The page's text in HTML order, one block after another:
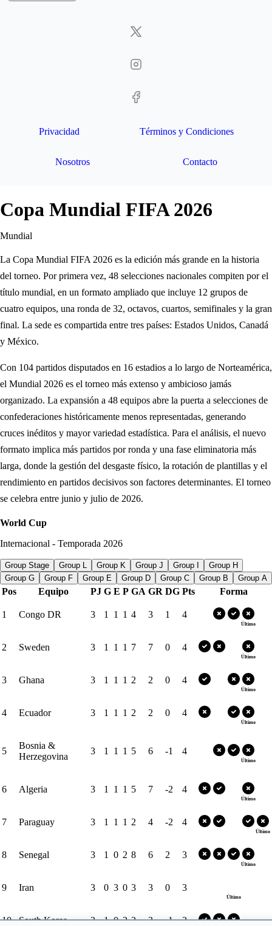
Privacidad Términos y Condiciones
Nosotros Contacto
Copa Mundial FIFA 2026
Mundial
La Copa Mundial FIFA 2026 es la edición más grande en la historia
del torneo. Por primera vez, 48 selecciones nacionales compiten por el
título mundial, en un formato ampliado que incluye 12 grupos de
cuatro equipos, una ronda de 32, octavos, cuartos, semifinales y la gran
final. La sede es compartida entre tres países: Estados Unidos, Canadá
y México.
Con 104 partidos disputados en 16 estadios a lo largo de Norteamérica,
el Mundial 2026 es el torneo más extenso y ambicioso jamás
organizado. La expansión a 48 equipos abre la puerta a selecciones de
confederaciones históricamente menos representadas, generando
cruces inéditos y mayor variedad estadística. Para el análisis, el nuevo
formato implica más partidos por ronda y una fase eliminatoria más
larga, donde la gestión del desgaste físico, la rotación de plantillas y el
rendimiento en partidos decisivos son factores determinantes. El torneo
se celebra entre junio y julio de 2026.
World Cup
Internacional - Temporada 2026
Group Stage Group L Group K Group J Group I
Group H
Group G
Group F Group E Group D Group C Group B Group A
Pos Equipo PJ G E P GA GR DG Pts Forma
1 Congo DR 3 1 1 1 4 3 1 4
Último
2 Sweden 3 1 1 1 7 7 0 4
Último
3 Ghana 3 1 1 1 2 2 0 4
Último
4 Ecuador 3 1 1 1 2 2 0 4
Último
5
Bosnia &
Herzegovina
3 1 1 1 5 6 -1 4
Último
6 Algeria 3 1 1 1 5 7 -2 4
Último
7 Paraguay 3 1 1 1 2 4 -2 4
Último
8 Senegal 3 1 0 2 8 6 2 3
Último
9 Iran 3 0 3 0 3 3 0 3
Último
10 South Korea 3 1 0 2 2 3 -1 3